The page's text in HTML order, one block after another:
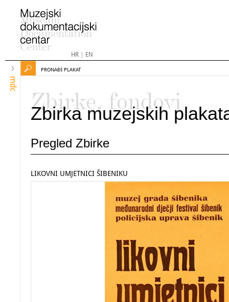
HR| EN
mdc
PRONAĐI PLAKAT
Zbirke, fondovi
Zbirka muzejskih
Pregled Zbirke
LIKOVNI UMJETNICI ŠIBENIKU